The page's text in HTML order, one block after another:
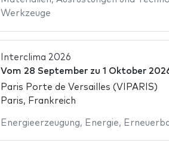
Werkzeuge
Interclima 2026
Vom 28 Septemberzu 1 Oktober
Paris Porte de Versailles (VIPARIS)
Paris, Frankreich
Energieerzeugung, Energie,